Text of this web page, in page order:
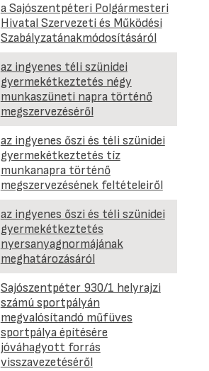
a Sajószentpéteri Polgármesteri
Hivatal Szervezeti és Működési
Szabályzatánakmódosításáról
az ingyenes téli szünidei
gyermekétkeztetés négy
munkaszüneti napra történő
megszervezéséről
az ingyenes őszi és téli szünidei
gyermekétkeztetés tíz
munkanapra történő
megszervezésének feltételeiről
az ingyenes őszi és téli szünidei
gyermekétkeztetés
nyersanyagnormájának
meghatározásáról
Sajószentpéter 930/1 helyrajzi
számú sportpályán
megvalósítandó műfüves
sportpálya építésére
jóváhagyott forrás
visszavezetéséről